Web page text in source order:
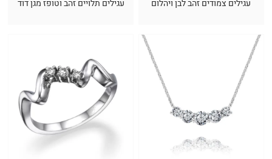
עגילים צמודים זהב לבן ויהלום עגילים תלויים זהב וטופז מגן דוד